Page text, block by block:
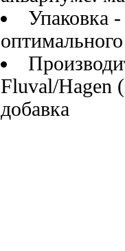
Упаковка
Fluval/Hagen
добавка